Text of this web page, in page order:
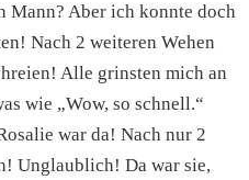
Mann? Aber ich konnte doch
Nach 2 weiteren Wehen
Alle grinsten mich an
wie „Wow, so schnell.“
war da! Nach nur 2
Unglaublich! Da war sie,